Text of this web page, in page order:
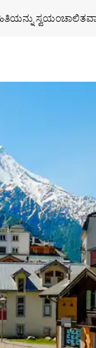
ಮಾಡಿ ಅಥವಾ